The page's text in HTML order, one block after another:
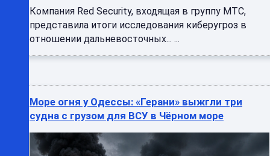
Компания Red Security, входящая в группу МТС,
представила итоги исследования киберугроз в
отношении дальневосточных... ...
Море огня у Одессы: «Герани» выжгли три
судна с грузом для ВСУ в Чёрном море